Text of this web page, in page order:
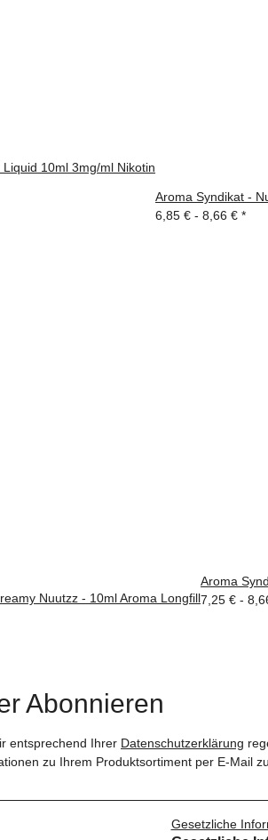
10ml 3mg/ml Nikotin
Aroma Syndikat -
6,85 € - 8,66 € *
Nuutzz - 10ml Aroma Longfill
Aroma
7,25 € -
Abonnieren
entsprechend Ihrer Datenschutzerklärung
zu Ihrem Produktsortiment per E-Mail zu.
Gesetzliche